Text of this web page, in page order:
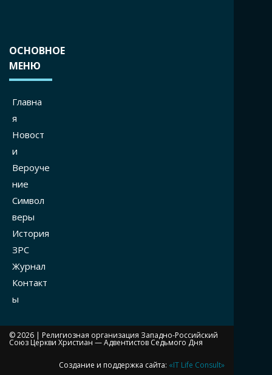
ОСНОВНОЕ
МЕНЮ
Главна
я
Новост
и
Вероуче
ние
Символ
веры
История
ЗРС
Журнал
Контакт
ы
© 2026 | Религиозная организация Западно-Российский
Союз Церкви Христиан — Адвентистов Седьмого Дня
Создание и поддержка сайта: «IT Life Consult»